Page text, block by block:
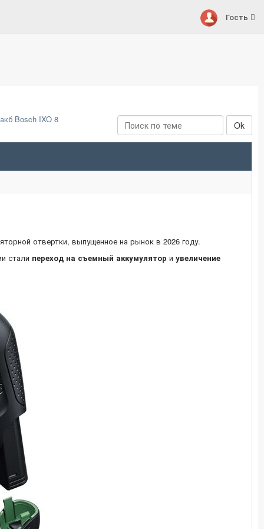
Гость
Bosch IXO 8
отвертки, выпущенное на рынок в 2026 году.
стали переход на съемный аккумулятор и увеличение